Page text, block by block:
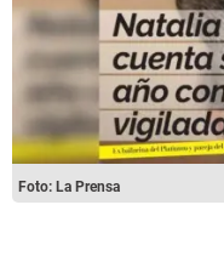
Foto: La Prensa